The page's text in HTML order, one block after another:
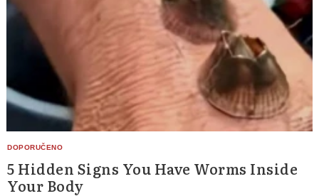
5 Hidden Signs You Have Worms Inside
Your Body